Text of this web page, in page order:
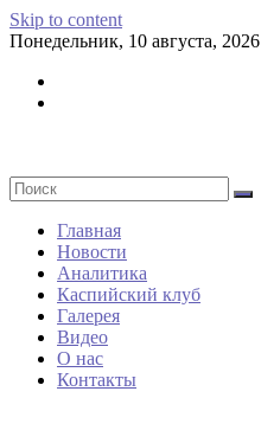
Skip to content
Понедельник, 10 августа, 2026
Главная
Новости
Аналитика
Каспийский клуб
Галерея
Видео
О нас
Контакты